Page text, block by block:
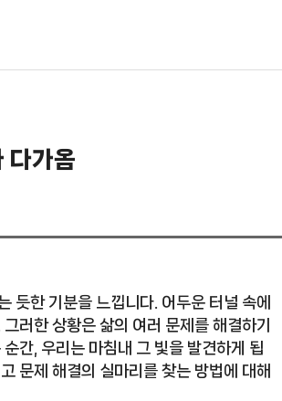
다가옴
듯한 기분을 느낍니다. 어두운 터널 속에
러한 상황은 삶의 여러 문제를 해결하기
간, 우리는 마침내 그 빛을 발견하게 됩
문제 해결의 실마리를 찾는 방법에 대해